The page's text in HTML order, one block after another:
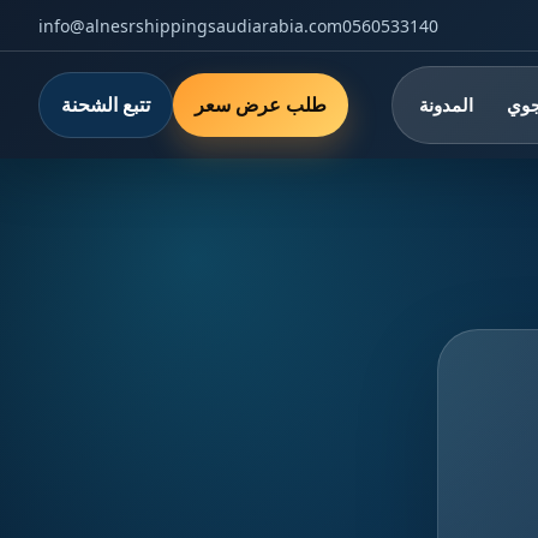
0560533140
info@alnesrshippingsaudiarabia.com
المدونة طلب عرض سعر تتبع الشحنة